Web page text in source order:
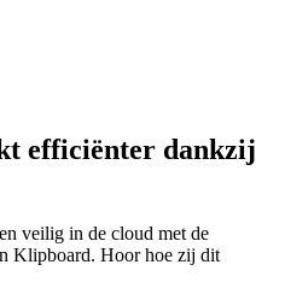
efficiënter dankzij
veilig in de cloud met de
Klipboard. Hoor hoe zij dit